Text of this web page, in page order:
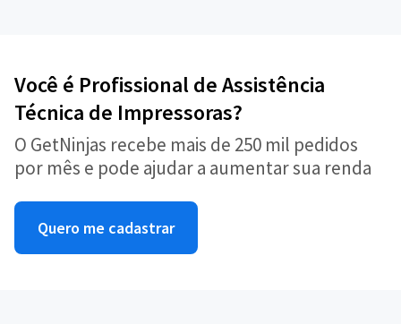
Você é Profissional de Assistência
Técnica de Impressoras?
O GetNinjas recebe mais de 250 mil pedidos
por mês e pode ajudar a aumentar sua renda
Quero me cadastrar